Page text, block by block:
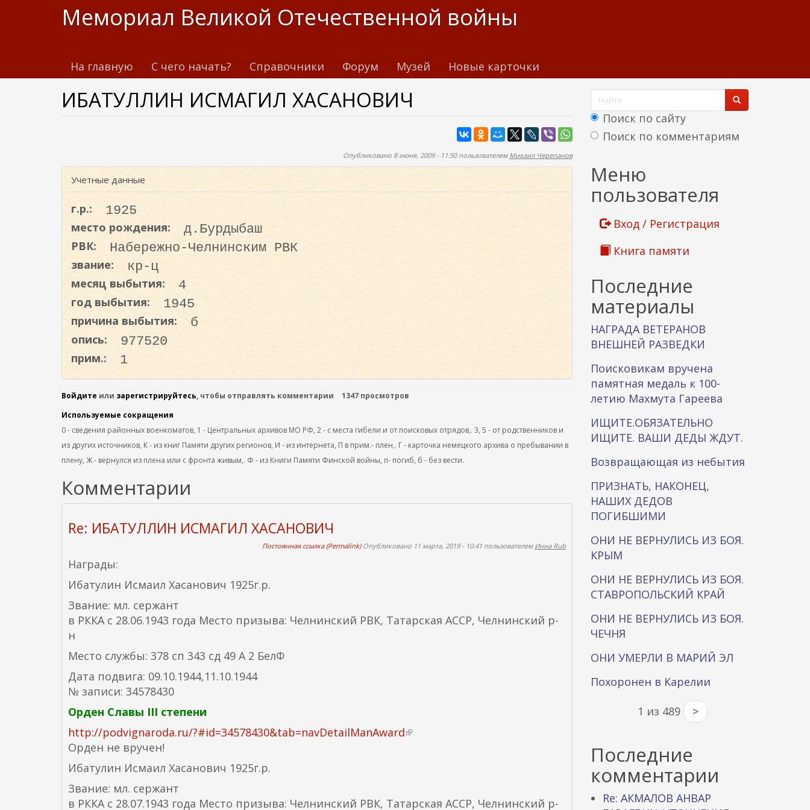
т
Мемориал Великой Отечественной войны
На главную С чего начать? Справочники Форум Музей Новые карточки
ИБАТУЛЛИН ИСМАГИЛ ХАСАНОВИЧ
Опубликовано 8 июня, 2009 - 11:50 пользователем Михаил Черепанов
Учетные данные
г.р.: 1925
место рождения: д.Бурдыбаш
РВК: Набережно-Челнинским РВК
звание: кр-ц
месяц выбытия: 4
год выбытия: 1945
причина выбытия: б
опись: 977520
прим.: 1
Войдите или зарегистрируйтесь, чтобы отправлять комментарии
1347 просмотров
Используемые сокращения
0 - сведения районных военкоматов, 1 - Центральных архивов МО РФ, 2 - с места гибели и от поисковых отрядов,. 3, 5 - от родственников и
из других источников, К - из книг Памяти других регионов, И - из интернета, П в прим.- плен,. Г - карточка немецкого архива о пребывании в
плену, Ж - вернулся из плена или с фронта живым,. Ф - из Книги Памяти Финской войны, п- погиб, б - без вести.
Комментарии
Re: ИБАТУЛЛИН ИСМАГИЛ ХАСАНОВИЧ
Постоянная ссылка (Permalink)Опубликовано 11 марта, 2019 - 10:41 пользователем Инна Rub
Награды:
Ибатулин Исмаил Хасанович 1925г.р.
Звание: мл. сержант
в РККА с 28.06.1943 года Место призыва: Челнинский РВК, Татарская АССР, Челнинский р-
н
Место службы: 378 сп 343 сд 49 А 2 БелФ
Дата подвига: 09.10.1944,11.10.1944
№ записи: 34578430
Орден Славы III степени
http://podvignaroda.ru/?#id=34578430&tab=navDetailManAward(
Орден не вручен!
Ибатулин Исмаил Хасанович 1925г.р.
Звание: мл. сержант
в РККА с 28.07.1943 года Место призыва: Челнинский РВК, Татарская АССР, Челнинский р-
Ф
о
р
а
п
о
и
к
а
Поиск по сайту
Поиск по комментариям
Меню
пользователя
Вход / Регистрация
Книга памяти
Последние
материалы
НАГРАДА ВЕТЕРАНОВ
ВНЕШНЕЙ РАЗВЕДКИ
Поисковикам вручена
памятная медаль к 100-
летию Махмута Гареева
ИЩИТЕ.ОБЯЗАТЕЛЬНО
ИЩИТЕ. ВАШИ ДЕДЫ ЖДУТ.
Возвращающая из небытия
ПРИЗНАТЬ, НАКОНЕЦ,
НАШИХ ДЕДОВ
ПОГИБШИМИ
ОНИ НЕ ВЕРНУЛИСЬ ИЗ БОЯ.
КРЫМ
ОНИ НЕ ВЕРНУЛИСЬ ИЗ БОЯ.
СТАВРОПОЛЬСКИЙ КРАЙ
ОНИ НЕ ВЕРНУЛИСЬ ИЗ БОЯ.
ЧЕЧНЯ
ОНИ УМЕРЛИ В МАРИЙ ЭЛ
Похоронен в Карелии
1 из 489 >
Последние
комментарии
Re: АКМАЛОВ АНВАР